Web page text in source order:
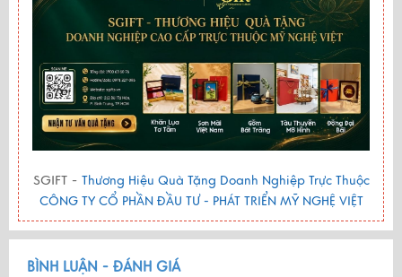
SGIFT - Thương Hiệu Quà Tặng Doanh Nghiệp Trực Thuộc
CÔNG TY CỔ PHẦN ĐẦU TƯ - PHÁT TRIỂN MỸ NGHỆ VIỆT
BÌNH LUẬN - ĐÁNH GIÁ